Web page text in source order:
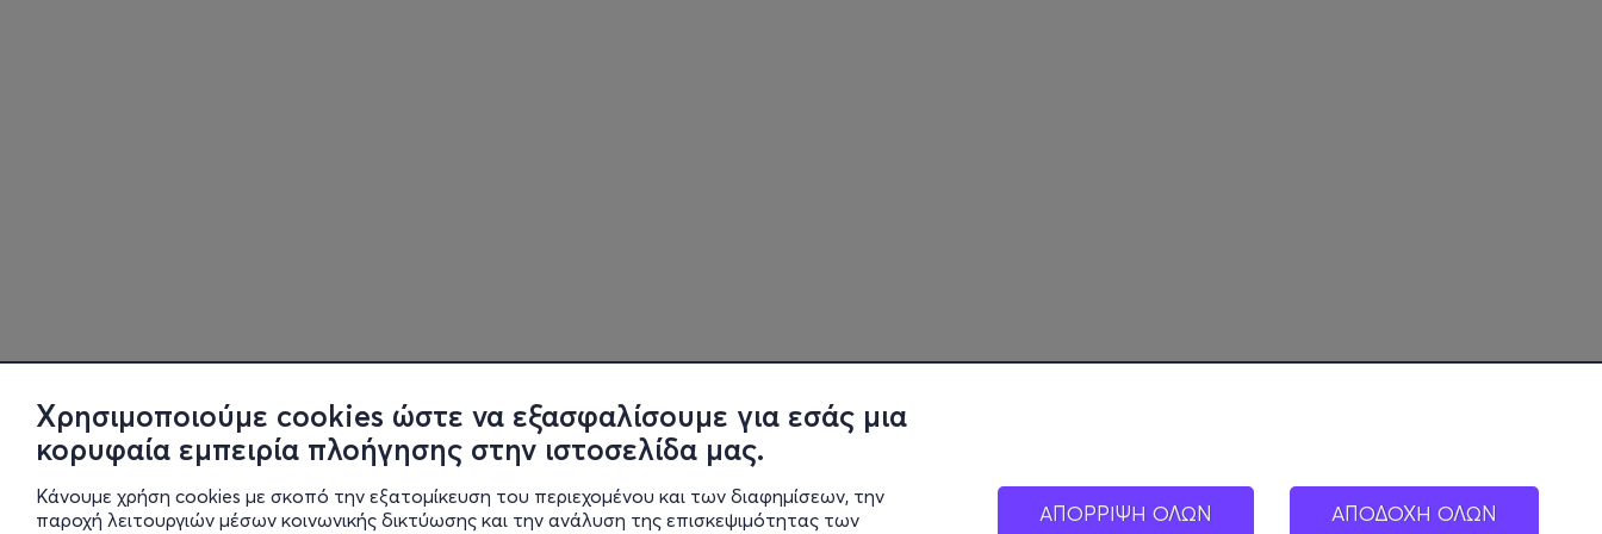
Χρησιμοποιούμε cookies ώστε να εξασφαλίσουμε για εσάς μια
κορυφαία εμπειρία πλοήγησης στην ιστοσελίδα μας.
Κάνουμε χρήση cookies με σκοπό την εξατομίκευση του περιεχομένου και των διαφημίσεων, την
παροχή λειτουργιών μέσων κοινωνικής δικτύωσης και την ανάλυση της επισκεψιμότητας των
ΑΠΟΡΡΙΨΗ ΟΛΩΝ ΑΠΟΔΟΧΗ ΟΛΩΝ